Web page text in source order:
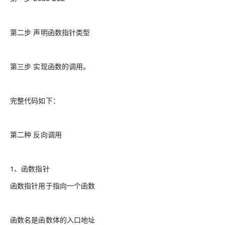
第二步 声明函数指针类型
第三步 实现函数的调用。
完整代码如下：
第二种 反向调用
1、函数指针
函数指针用于指向一个函数
函数名是函数体的入口地址